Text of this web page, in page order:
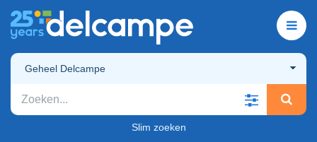
Geheel Delcampe
Slim zoeken